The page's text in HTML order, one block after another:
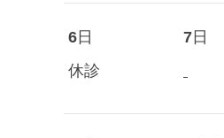
6 日
休診
7 日